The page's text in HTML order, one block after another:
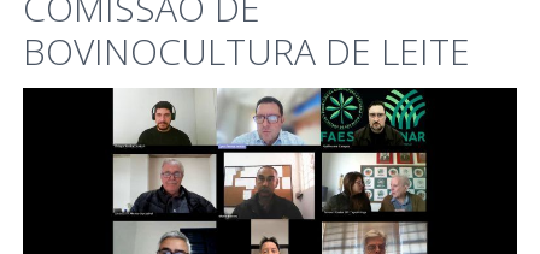
BOVINOCULTURA DE LEITE